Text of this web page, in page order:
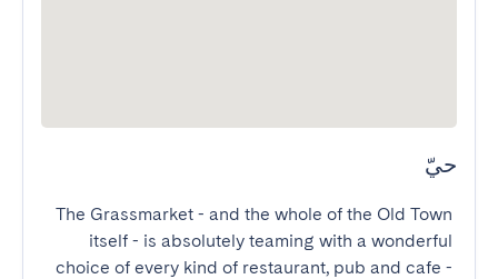
حيّ
The Grassmarket - and the whole of the Old Town
itself - is absolutely teaming with a wonderful
choice of every kind of restaurant, pub and cafe -